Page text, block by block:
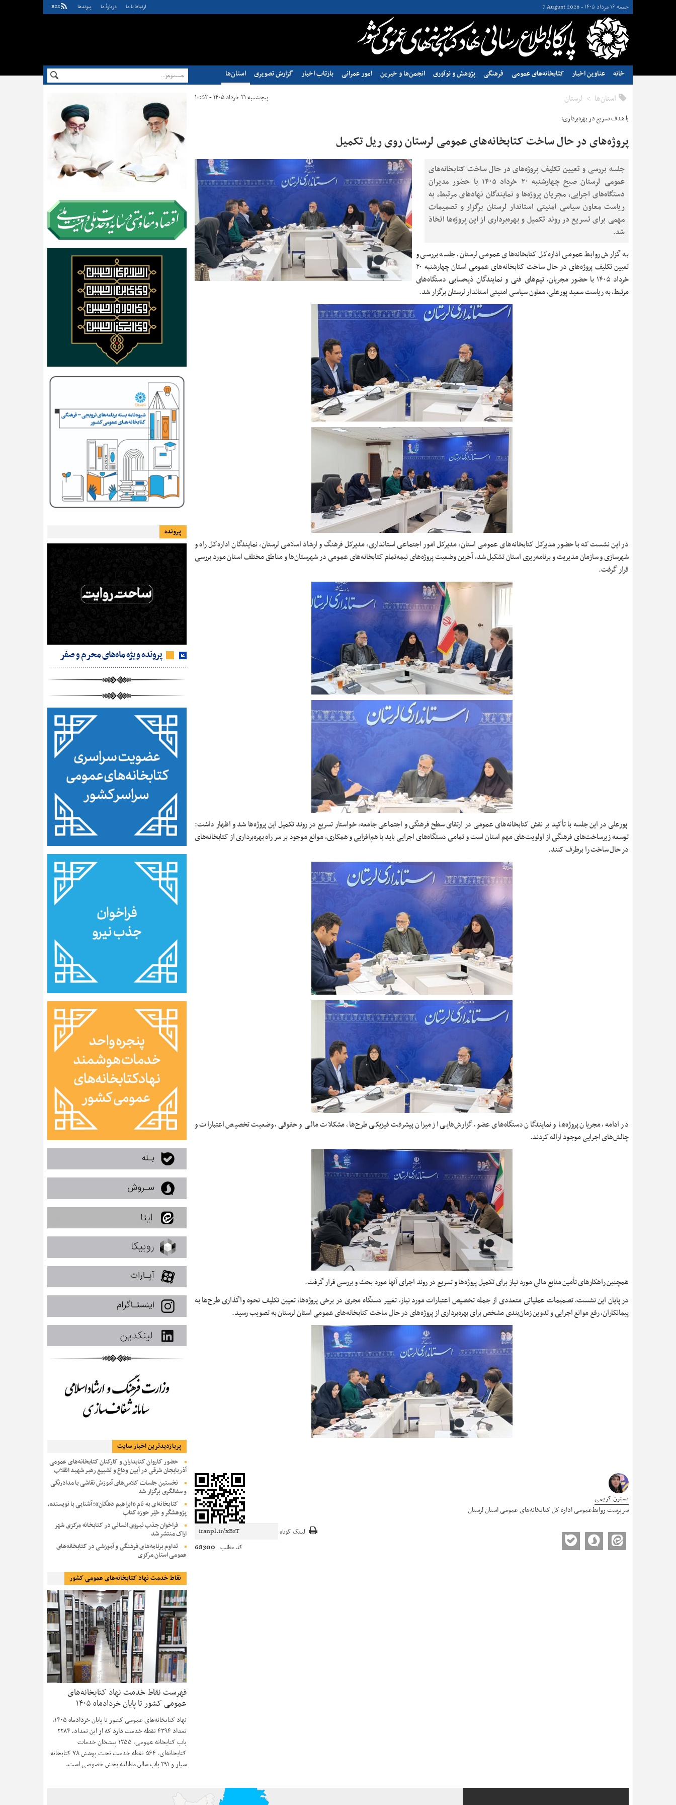
جمعه ۱۶ مرداد ۱۴۰۵ - 7 August 2026 ارتباط با ما دربارهٔ ما پيوندها RSS
خانه عناوین اخبار کتابخانه‌های عمومی فرهنگی پژوهش و نوآوری انجمن‌ها و خیرین امور عمرانی بازتاب اخبار گزارش تصویری استان‌ها
استان‌ها لرستان پنجشنبه ۲۱ خرداد ۱۴۰۵ - ۱۰:۵۳
با هدف تسریع در بهره‌برداری؛
پروژه‌های در حال ساخت کتابخانه‌های عمومی لرستان روی ریل تکمیل
جلسه بررسی و تعیین تکلیف پروژه‌های در حال ساخت کتابخانه‌های
عمومی لرستان صبح چهارشنبه ۲۰ خرداد ۱۴۰۵ با حضور مدیران
دستگاه‌های اجرایی، مجریان پروژه‌ها و نمایندگان نهادهای مرتبط، به
ریاست معاون سیاسی امنیتی استاندار لرستان برگزار و تصمیمات
مهمی برای تسریع در روند تکمیل و بهره‌برداری از این پروژه‌ها اتخاذ
شد.
به گزارش روابط عمومی اداره‌کل کتابخانه‌های عمومی لرستان، جلسه بررسی و
تعیین تکلیف پروژه‌های در حال ساخت کتابخانه‌های عمومی استان چهارشنبه ۲۰
خرداد ۱۴۰۵ با حضور مجریان، تیم‌های فنی و نمایندگان ذیحسابی دستگاه‌های
مرتبط، به ریاست سعید پورعلی، معاون سیاسی امنیتی استاندار لرستان برگزار شد.
در این نشست که با حضور مدیرکل کتابخانه‌های عمومی استان، مدیرکل امور اجتماعی استانداری، مدیرکل فرهنگ و ارشاد اسلامی لرستان، نمایندگان اداره‌کل راه و
شهرسازی و سازمان مدیریت و برنامه‌ریزی استان تشکیل شد، آخرین وضعیت پروژه‌های نیمه‌تمام کتابخانه‌های عمومی در شهرستان‌ها و مناطق مختلف استان مورد بررسی
قرار گرفت.
پورعلی در این جلسه با تأکید بر نقش کتابخانه‌های عمومی در ارتقای سطح فرهنگی و اجتماعی جامعه، خواستار تسریع در روند تکمیل این پروژه‌ها شد و اظهار داشت:
توسعه زیرساخت‌های فرهنگی از اولویت‌های مهم استان است و تمامی دستگاه‌های اجرایی باید با هم‌افزایی و همکاری، موانع موجود بر سر راه بهره‌برداری از کتابخانه‌های
در حال ساخت را برطرف کنند.
در ادامه، مجریان پروژه‌ها و نمایندگان دستگاه‌های عضو، گزارش‌هایی از میزان پیشرفت فیزیکی طرح‌ها، مشکلات مالی و حقوقی، وضعیت تخصیص اعتبارات و
چالش‌های اجرایی موجود ارائه کردند.
همچنین راهکارهای تأمین منابع مالی مورد نیاز برای تکمیل پروژه‌ها و تسریع در روند اجرای آنها مورد بحث و بررسی قرار گرفت.
در پایان این نشست، تصمیمات عملیاتی متعددی از جمله تخصیص اعتبارات مورد نیاز، تغییر دستگاه مجری در برخی پروژه‌ها، تعیین تکلیف نحوه واگذاری طرح‌ها به
پیمانکاران، رفع موانع اجرایی و تدوین زمان‌بندی مشخص برای بهره‌برداری از پروژه‌های در حال ساخت کتابخانه‌های عمومی استان لرستان به تصویب رسید.
نسترن کریمی
سرپرست روابط‌عمومی اداره کل کتابخانه‌های عمومی استان لرستان
لینک کوتاه
کد مطلب 68300
پرونده
پرونده ویژه ماه‌های محرم و صفر
پربازديدترين اخبار سایت
حضور کاروان کتابداران و کارکنان کتابخانه‌های عمومی
آذربایجان شرقی در آیین وداع و تشییع رهبر شهید انقلاب
نخستین جلسات کلاس‌های آموزش نقاشی با مدادرنگی
و سفالگری برگزار شد
کتابخانه‌ای به نام «ابراهیم دهگان»؛ آشنایی با نویسنده،
پژوهشگر و خیّر حوزه کتاب
فراخوان جذب نیروی انسانی در کتابخانه مرکزی شهر
اراک منتشر شد
تداوم برنامه‌های فرهنگی و آموزشی در کتابخانه‌های
عمومی استان مرکزی
نقاط خدمت نهاد کتابخانه‌های عمومی کشور
فهرست نقاط خدمت نهاد کتابخانه‌های
عمومی کشور تا پایان خردادماه ۱۴۰۵
نهاد کتابخانه‌های عمومی کشور تا پایان خردادماه ۱۴۰۵،
تعداد ۴۳۹۴ نقطه خدمت دارد که از این تعداد، ۲۲۸۴
باب کتابخانه عمومی، ۱۲۵۵ پیشخان خدمات
کتابخانه‌ای، ۵۶۴ نقطه خدمت تحت پوشش ۷۸ کتابخانه
سیار و ۲۹۱ باب سالن مطالعه بخش خصوصی است.